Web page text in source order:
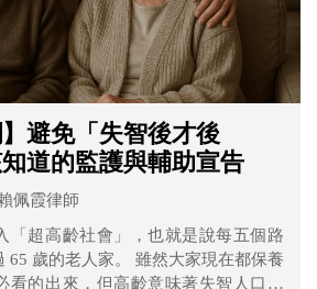
】避免「失智後才後
道的監護與輔助宣告
佩霞律師
「超高齡社會」，也就是說每五個路
家。 雖然大家現在都保養
看的出來，但高齡意味著失智人口愈